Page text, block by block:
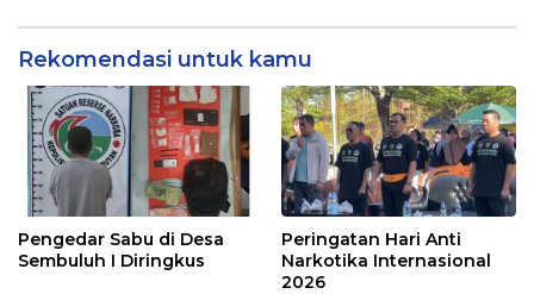
Rekomendasi untuk kamu
Pengedar Sabu di Desa
Sembuluh I Diringkus
Peringatan Hari Anti
Narkotika Internasional
2026